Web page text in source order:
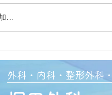
きます。 ご迷惑
訳ありません。
…
外科 ・ 内科 ・ 整形外科 ・